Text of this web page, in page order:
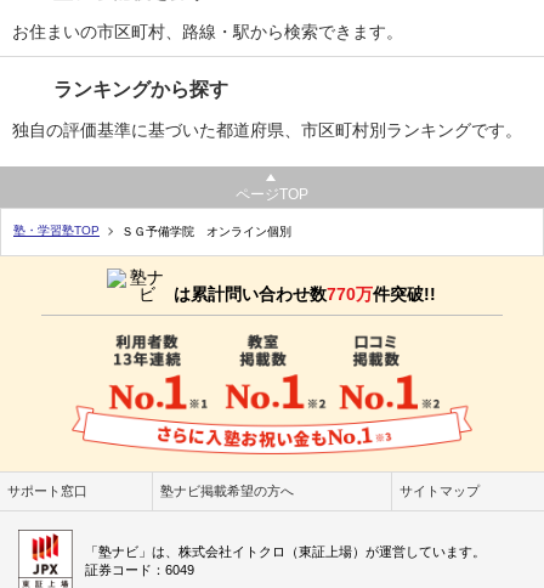
お住まいの市区町村、路線・駅から検索できます。
ランキングから探す
独自の評価基準に基づいた都道府県、市区町村別ランキングです。
ページTOP
塾・学習塾TOP ＳＧ予備学院 オンライン個別
は累計問い合わせ数770万件突破!!
サポート窓口 塾ナビ掲載希望の方へ サイトマップ
「塾ナビ」は、株式会社イトクロ（東証上場）が運営しています。
証券コード：6049